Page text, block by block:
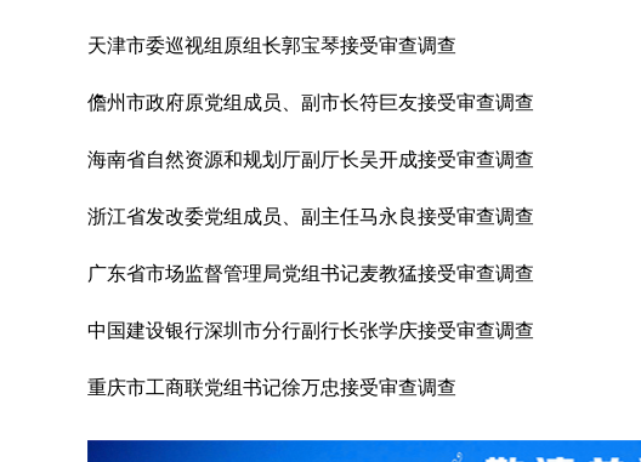
天津市委巡视组原组长郭宝琴接受审查调查
儋州市政府原党组成员、副市长符巨友接受审查调查
海南省自然资源和规划厅副厅长吴开成接受审查调查
浙江省发改委党组成员、副主任马永良接受审查调查
广东省市场监督管理局党组书记麦教猛接受审查调查
中国建设银行深圳市分行副行长张学庆接受审查调查
重庆市工商联党组书记徐万忠接受审查调查